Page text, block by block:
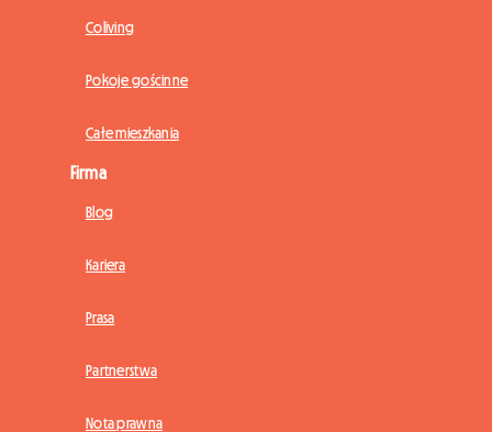
Coliving
Pokoje gościnne
Całe mieszkania
Firma
Blog
Kariera
Prasa
Partnerstwa
Nota prawna